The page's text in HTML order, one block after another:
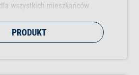
wszystkich mieszkańców
PRODUKT